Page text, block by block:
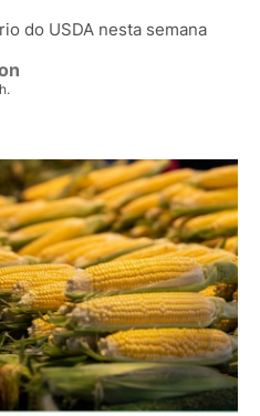
do USDA nesta semana